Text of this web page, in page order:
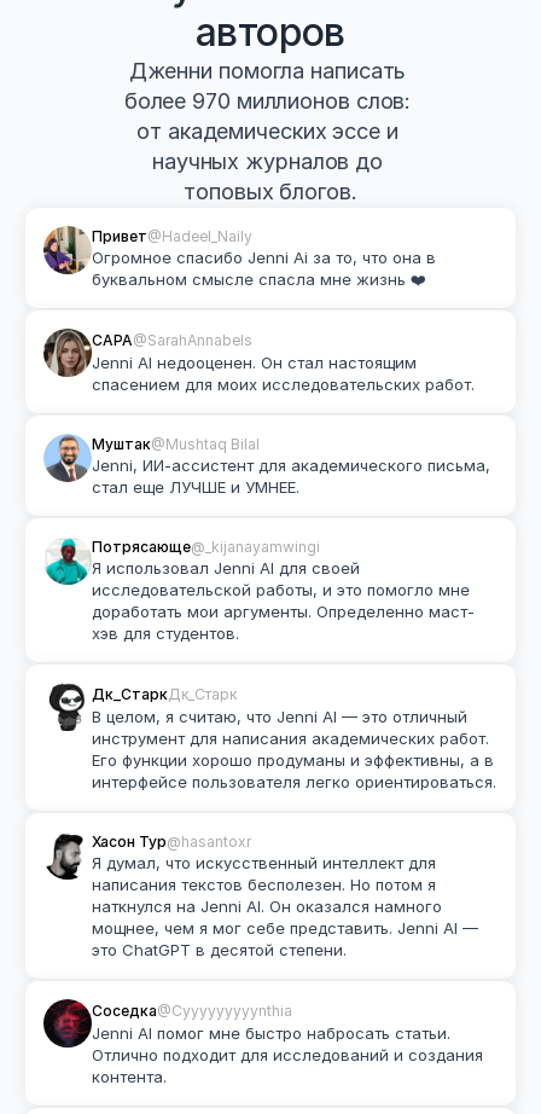
авторов
Дженни помогла написать
более 970 миллионов слов:
от академических эссе и
научных журналов до
топовых блогов.
Привет@Hadeel_Naily
Огромное спасибо Jenni Ai за то, что она в
буквальном смысле спасла мне жизнь ❤️
САРА@SarahAnnabels
Jenni AI недооценен. Он стал настоящим
спасением для моих исследовательских работ.
Муштак@Mushtaq Bilal
Jenni, ИИ-ассистент для академического письма,
стал еще ЛУЧШЕ и УМНЕЕ.
Потрясающе@_kijanayamwingi
Я использовал Jenni AI для своей
исследовательской работы, и это помогло мне
доработать мои аргументы. Определенно маст-
хэв для студентов.
Дк_СтаркДк_Старк
В целом, я считаю, что Jenni AI — это отличный
инструмент для написания академических работ.
Его функции хорошо продуманы и эффективны, а в
интерфейсе пользователя легко ориентироваться.
Хасон Тур@hasantoxr
Я думал, что искусственный интеллект для
написания текстов бесполезен. Но потом я
наткнулся на Jenni AI. Он оказался намного
мощнее, чем я мог себе представить. Jenni AI —
это ChatGPT в десятой степени.
Соседка@Cyyyyyyyyynthia
Jenni AI помог мне быстро набросать статьи.
Отлично подходит для исследований и создания
контента.